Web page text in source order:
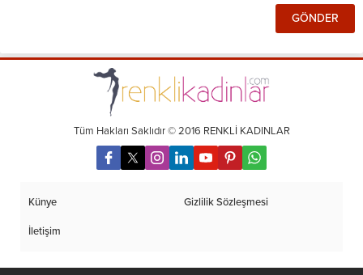
Tüm Hakları Saklıdır © 2016 RENKLİ KADINLAR
Künye Gizlilik Sözleşmesi
İletişim